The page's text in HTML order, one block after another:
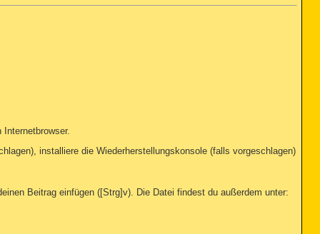
installiere die Wiederherstellungskonsole (falls vorgeschlagen)
Beitrag einfügen ([Strg]v). Die Datei findest du außerdem unter: